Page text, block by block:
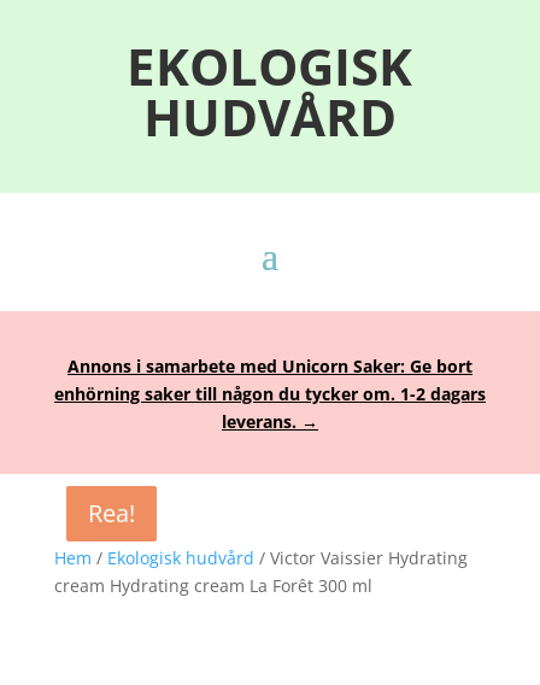
EKOLOGISK
HUDVÅRD
Annons i samarbete med Unicorn Saker: Ge bort
enhörning saker till någon du tycker om. 1-2 dagars
leverans. →
Hem / Ekologisk hudvård / Victor Vaissier Hydrating
cream Hydrating cream La Forêt 300 ml
Rea!
Rea!
Rea!
Rea!